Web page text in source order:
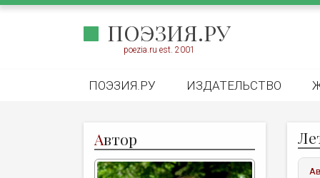
ПОЭЗИЯ.РУ
poezia.ru est. 2001
ПОЭЗИЯ.РУ ИЗДАТЕЛЬСТВО
Автор